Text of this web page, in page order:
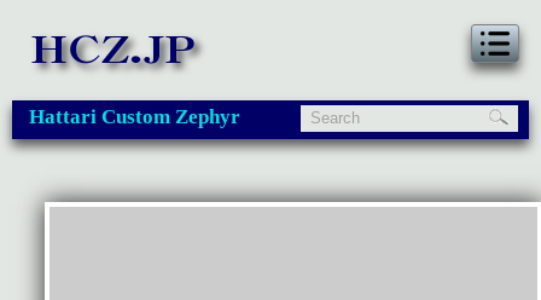
Hattari Custom Zephyr